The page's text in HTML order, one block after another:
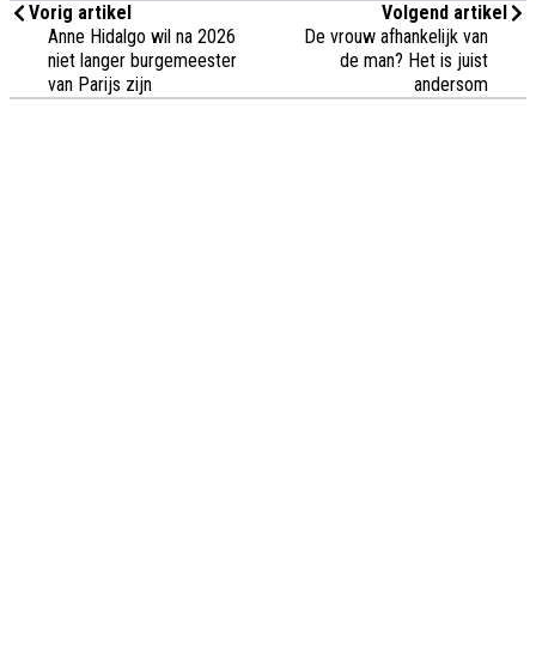
Vorig artikel
Anne Hidalgo wil na 2026
niet langer burgemeester
van Parijs zijn
Volgend artikel
De vrouw afhankelijk van
de man? Het is juist
andersom